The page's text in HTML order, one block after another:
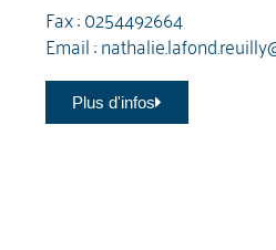
Fax : 0254492664
Email :
Plus d'infos